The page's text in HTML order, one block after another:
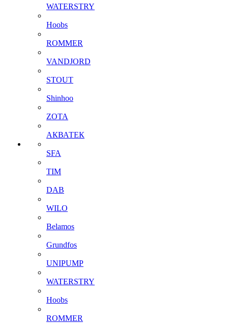
WATERSTRY
Hoobs
ROMMER
VANDJORD
STOUT
Shinhoo
ZOTA
АКВАТЕК
SFA
TIM
DAB
WILO
Belamos
Grundfos
UNIPUMP
WATERSTRY
Hoobs
ROMMER